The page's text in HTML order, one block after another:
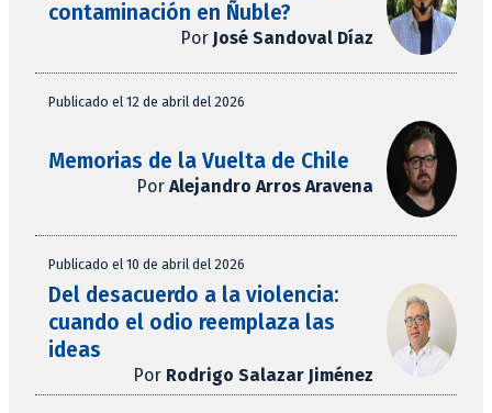
contaminación en Ñuble?
Por José Sandoval Díaz
Publicado el 12 de abril del 2026
Memorias de la Vuelta de Chile
Por Alejandro Arros Aravena
Publicado el 10 de abril del 2026
Del desacuerdo a la violencia:
cuando el odio reemplaza las
ideas
Por Rodrigo Salazar Jiménez